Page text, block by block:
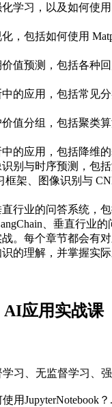
学习，以及如何使用
，包括如何使用
值预测，包括各种回
的应用，包括常见
值分组，包括聚类
的应用，包括降维的
别与时序预测，包
框架、图像识别与
行业的问答系统，
、垂直行业的
。每个章节都会有
的理解，并掌握实际
AI应用实战课
习、无监督学习、
用JupyterNotebook？